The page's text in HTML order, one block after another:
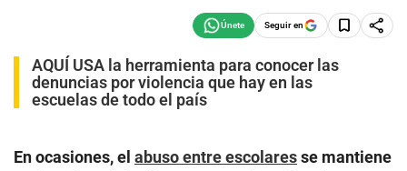
Seguir en
AQUÍ USA la herramienta para conocer las
denuncias por violencia que hay en las
escuelas de todo el país
En ocasiones, el abuso entre escolaresse mantiene